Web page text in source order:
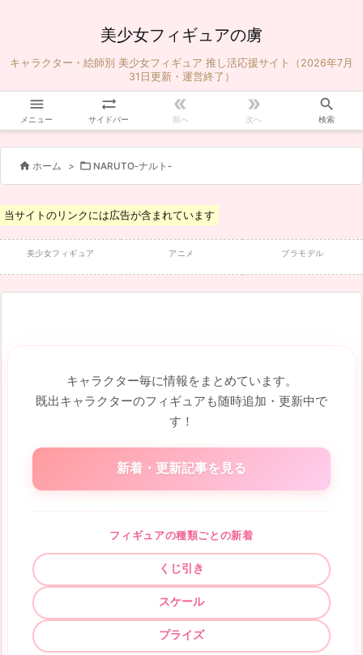
美少女フィギュアの虜
キャラクター・絵師別 美少女フィギュア 推し活応援サイト（2026年7月
31日更新・運営終了）

メニュー

サイドバー

前へ

次へ

検索
 ホーム >  NARUTO‐ナルト‐
当サイトのリンクには広告が含まれています
美少女フィギュア アニメ プラモデル
キャラクター毎に情報をまとめています。
既出キャラクターのフィギュアも随時追加・更新中で
す！
新着・更新記事を見る
フィギュアの種類ごとの新着
くじ引き
スケール
プライズ